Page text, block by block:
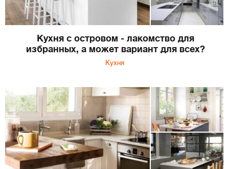
Кухня с островом - лакомство для
избранных, а может вариант для всех?
Кухня